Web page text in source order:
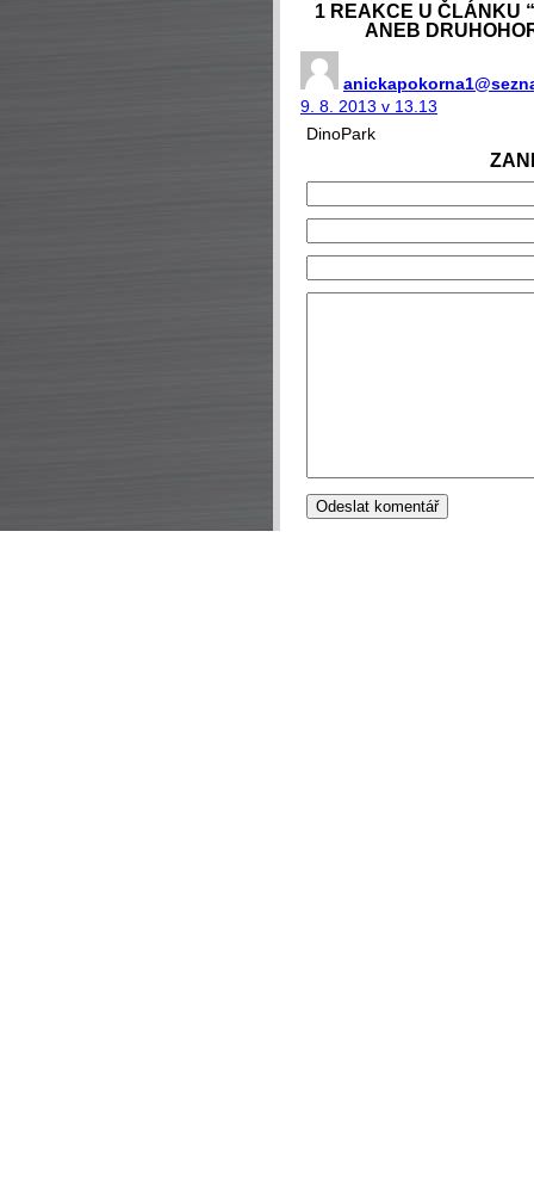
1 REAKCE U ČLÁNKU
ANEB
9. 8. 2013 v 13.13
DinoPark